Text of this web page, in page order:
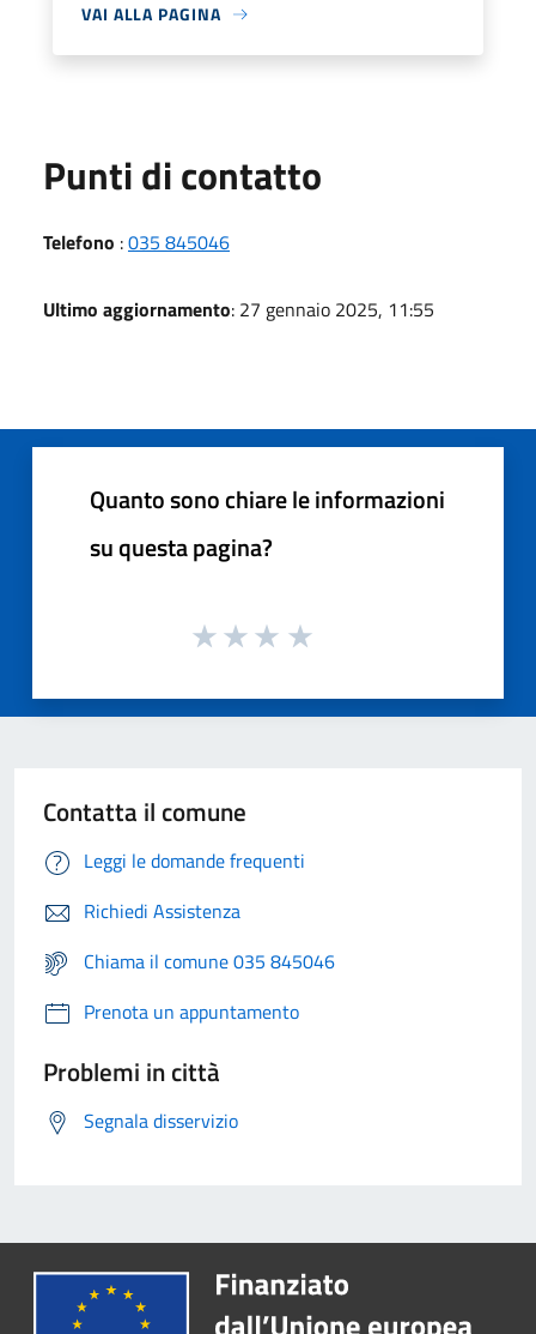
VAI ALLA PAGINA
Punti di contatto
Telefono :035 845046
Ultimo aggiornamento: 27 gennaio 2025, 11:55
Quanto sono chiare le informazioni
su questa pagina?
Contatta il comune
Leggi le domande frequenti
Richiedi Assistenza
Chiama il comune 035 845046
Prenota un appuntamento
Problemi in città
Segnala disservizio